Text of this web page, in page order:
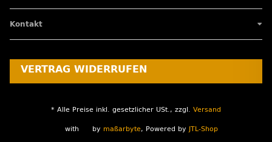
Kontakt
VERTRAG WIDERRUFEN
* Alle Preise inkl. gesetzlicher USt., zzgl. Versand
with by maßarbyte, Powered by JTL-Shop